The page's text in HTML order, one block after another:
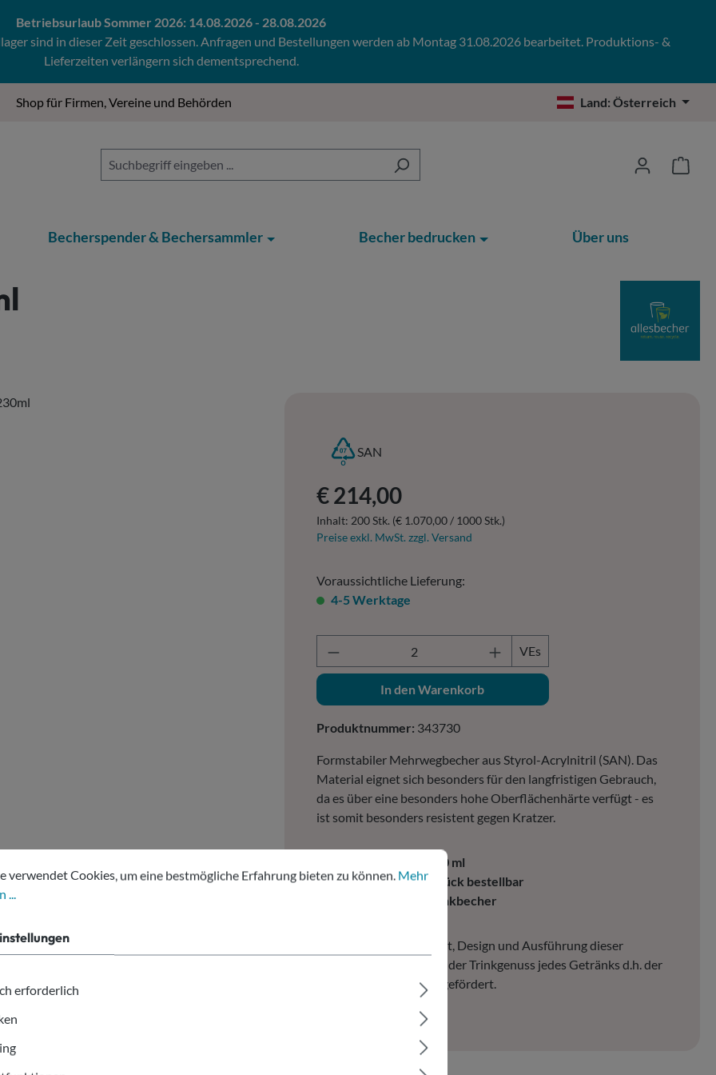
Betriebsurlaub Sommer 2026: 14.08.2026 - 28.08.2026
sind in dieser Zeit geschlossen. Anfragen und Bestellungen werden ab Montag 31.08.2026 bearbeitet. Produktions- &
Lieferzeiten verlängern sich dementsprechend.
Shop für Firmen, Vereine und Behörden Land:Österreich
Becherspender & Bechersammler Becher bedrucken Über uns
SAN
Regulärer Preis:
€ 214,00
Inhalt: 200 Stk. (€ 1.070,00 / 1000 Stk.)
Preise exkl. MwSt. zzgl. Versand
Voraussichtliche Lieferung:
4-5 Werktage
Produkt Anzahl: Gib den gewünschten Wert
VEs
In den Warenkorb
Produktnummer: 343730
Formstabiler Mehrwegbecher aus Styrol-Acrylnitril (SAN). Das
Material eignet sich besonders für den langfristigen Gebrauch,
da es über eine besonders hohe Oberflächenhärte verfügt - es
ist somit besonders resistent gegen Kratzer.
Eichstrich bei 230 ml
bereits ab 400 Stück bestellbar
glasähnlicher Trinkbecher
Durch gebotene Klarheit, Design und Ausführung dieser
Trinkbecher erhöht sich der Trinkgenuss jedes Getränks d.h. der
Getränkekonsum wird gefördert.
Cookies, um eine bestmögliche Erfahrung bieten zu können.
Mehr Informationen ...
verwendet Cookies, um eine bestmögliche Erfahrung bieten zu können. Mehr
...
erforderlich